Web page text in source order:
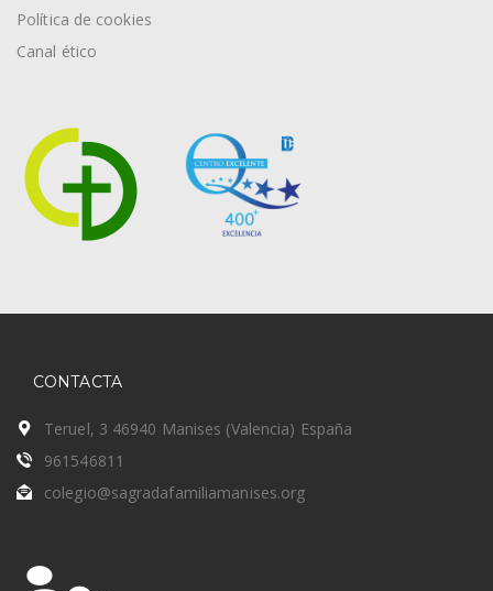
Política de cookies
Canal ético
CONTACTA
Teruel, 3 46940 Manises (Valencia) España
961546811
colegio@sagradafamiliamanises.org